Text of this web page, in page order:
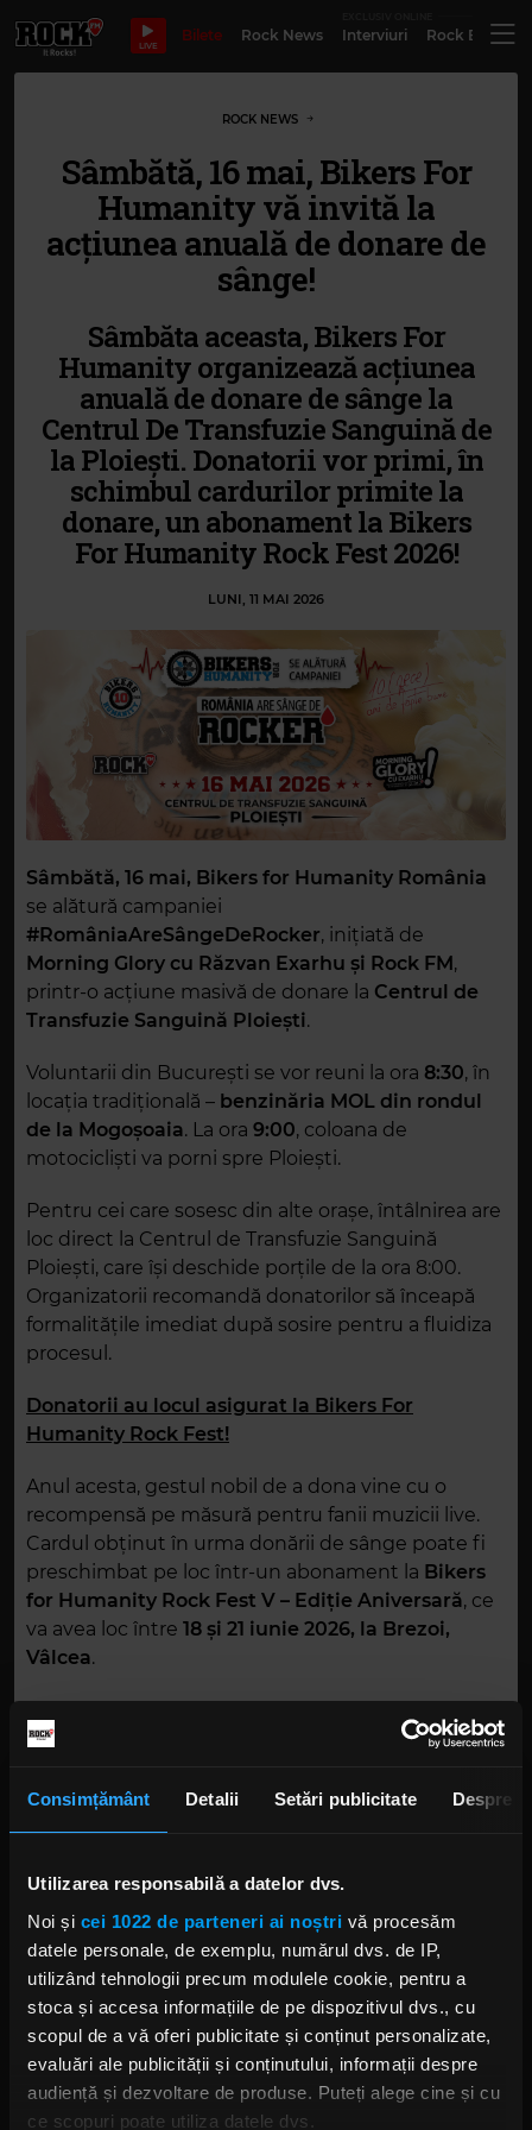
Consimțământ Detalii Setări publicitate Despre
Utilizarea responsabilă a datelor dvs.
Noi și cei 1022 de parteneri ai noștri vă procesăm
datele personale, de exemplu, numărul dvs. de IP,
utilizând tehnologii precum modulele cookie, pentru a
stoca și accesa informațiile de pe dispozitivul dvs., cu
scopul de a vă oferi publicitate și conținut personalizate,
evaluări ale publicității și conținutului, informații despre
audiență și dezvoltare de produse. Puteți alege cine și cu
ce scopuri poate utiliza datele dvs.
LIVE
Bilete Rock News Interviuri Rock
ROCK NEWS
Sâmbătă, 16 mai, Bikers For
Humanity vă invită la
acțiunea anuală de donare de
sânge!
Sâmbăta aceasta, Bikers For
Humanity organizează acțiunea
anuală de donare de sânge la
Centrul De Transfuzie Sanguină de
la Ploiești. Donatorii vor primi, în
schimbul cardurilor primite la
donare, un abonament la Bikers
For Humanity Rock Fest 2026!
LUNI, 11 MAI 2026
Sâmbătă, 16 mai, Bikers for Humanity România
se alătură campaniei
#RomâniaAreSângeDeRocker, inițiată de
Morning Glory cu Răzvan Exarhu și Rock FM ,
printr-o acțiune masivă de donare la Centrul de
Transfuzie Sanguină Ploiești.
Voluntarii din București se vor reuni la ora 8:30, în
locația tradițională – benzinăria MOL din rondul
de la Mogoșoaia. La ora 9:00, coloana de
motocicliști va porni spre Ploiești.
Pentru cei care sosesc din alte orașe, întâlnirea are
loc direct la Centrul de Transfuzie Sanguină
Ploiești, care își deschide porțile de la ora 8:00.
Organizatorii recomandă donatorilor să înceapă
formalitățile imediat după sosire pentru a fluidiza
procesul.
Donatorii au locul asigurat la Bikers For
Humanity Rock Fest!
Anul acesta, gestul nobil de a dona vine cu o
recompensă pe măsură pentru fanii muzicii live.
Cardul obținut în urma donării de sânge poate fi
preschimbat pe loc într-un abonament la Bikers
for Humanity Rock Fest V – Ediție Aniversară, ce
va avea loc între 18 și 21 iunie 2026, la Brezoi,
Vâlcea.
campania are și o componentă socială vitală.
fi utilizate integral pentru achiziționarea
persoanelor care sunt victime ale violenței
domestice și au nevoie de un start sigur într-o
viață nouă.
MOTOCICLIȘTI SAU NU, toți sunteți bine-primiți la
acțiune! Fiecare donator salvează vieți!
Împreună suntem Bikers For Humanity!
BIKERS FOR HUMANITY BIKERS FOR HUMANITY ROCK FEST 2026